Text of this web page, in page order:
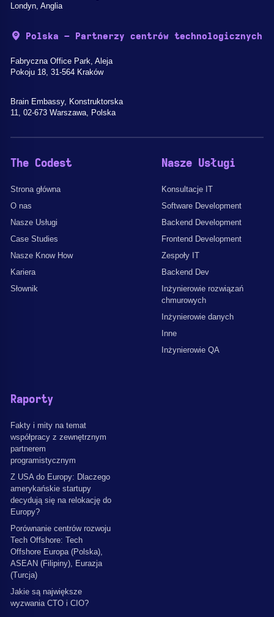
Londyn, Anglia
Polska – Partnerzy centrów technologicznych
Fabryczna Office Park, Aleja
Pokoju 18, 31-564 Kraków
Brain Embassy, Konstruktorska
11, 02-673 Warszawa, Polska
The Codest
Strona główna
O nas
Nasze Usługi
Case Studies
Nasze Know How
Kariera
Słownik
Nasze Usługi
Konsultacje IT
Software Development
Backend Development
Frontend Development
Zespoły IT
Backend Dev
Inżynierowie rozwiązań
chmurowych
Inżynierowie danych
Inne
Inżynierowie QA
Raporty
Fakty i mity na temat
współpracy z zewnętrznym
partnerem
programistycznym
Z USA do Europy: Dlaczego
amerykańskie startupy
decydują się na relokację do
Europy?
Porównanie centrów rozwoju
Tech Offshore: Tech
Offshore Europa (Polska),
ASEAN (Filipiny), Eurazja
(Turcja)
Jakie są największe
wyzwania CTO i CIO?